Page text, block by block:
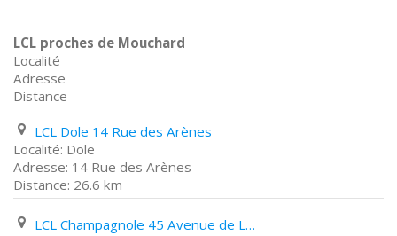
LCL proches de Mouchard
Localité
Adresse
Distance
LCL Dole 14 Rue des Arènes
Dole
14 Rue des Arènes
26.6 km
LCL Champagnole 45 Avenue de La République